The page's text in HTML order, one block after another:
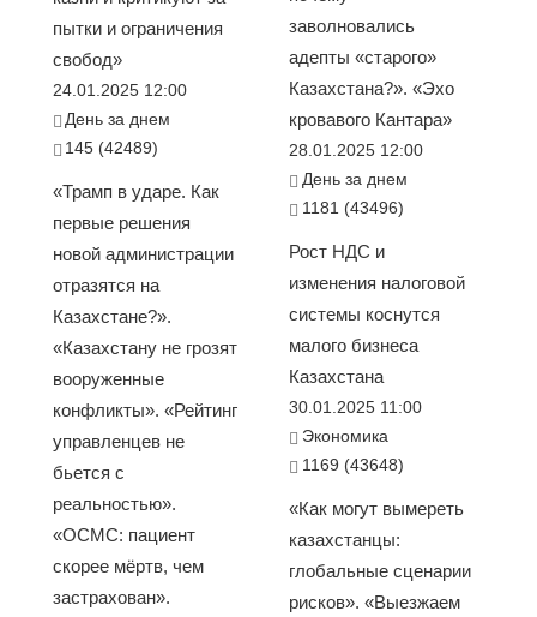
пытки и ограничения
свобод»
24.01.2025 12:00
День за днем
145 (42489)
«Трамп в ударе. Как
первые решения
новой администрации
отразятся на
Казахстане?».
«Казахстану не грозят
вооруженные
конфликты». «Рейтинг
управленцев не
бьется с
реальностью».
«ОСМС: пациент
скорее мёртв, чем
застрахован».
заволновались
адепты «старого»
Казахстана?». «Эхо
кровавого Кантара»
28.01.2025 12:00
День за днем
1181 (43496)
Рост НДС и
изменения налоговой
системы коснутся
малого бизнеса
Казахстана
30.01.2025 11:00
Экономика
1169 (43648)
«Как могут вымереть
казахстанцы:
глобальные сценарии
рисков». «Выезжаем